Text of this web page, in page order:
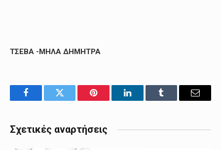
ΤΣΕΒΑ -ΜΗΛΑ ΔΗΜΗΤΡΑ
FacebookTwitter Pinterest LinkedInTumblr Email
Σχετικές αναρτήσεις